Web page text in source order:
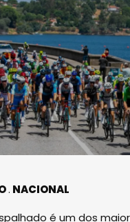
NACIONAL
é um dos